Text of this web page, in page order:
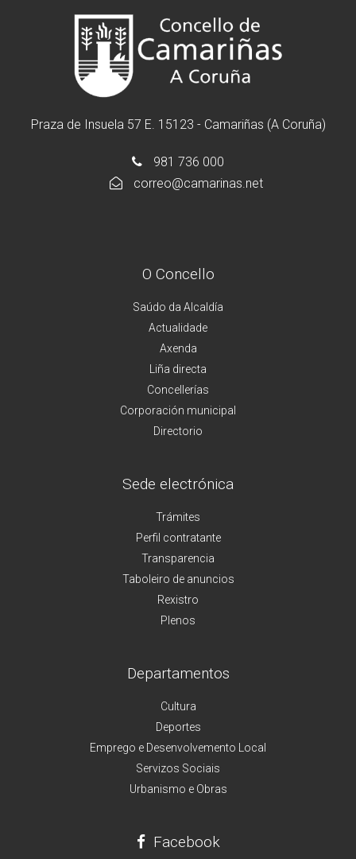
Praza de Insuela 57 E. 15123 - Camariñas (A Coruña)
981 736 000
correo@camarinas.net
O Concello
Saúdo da Alcaldía
Actualidade
Axenda
Liña directa
Concellerías
Corporación municipal
Directorio
Sede electrónica
Trámites
Perfil contratante
Transparencia
Taboleiro de anuncios
Rexistro
Plenos
Departamentos
Cultura
Deportes
Emprego e Desenvolvemento Local
Servizos Sociais
Urbanismo e Obras
Facebook